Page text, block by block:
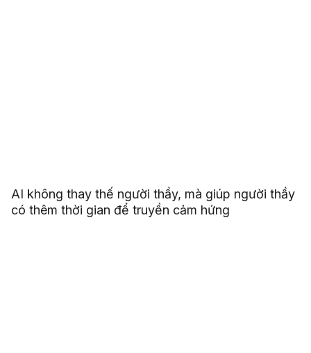
AI không thay thế người thầy, mà giúp người thầy
có thêm thời gian để truyền cảm hứng